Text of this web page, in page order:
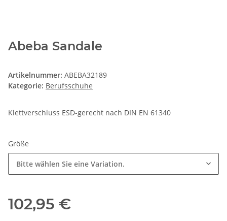
Abeba Sandale
Artikelnummer: ABEBA32189
Kategorie: Berufsschuhe
Klettverschluss ESD-gerecht nach DIN EN 61340
Größe
Bitte wählen Sie eine Variation.
102,95 €